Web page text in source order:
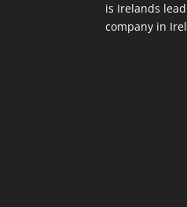
is Irelands
company in